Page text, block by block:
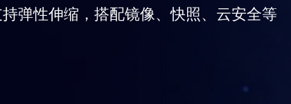
弹性伸缩，搭配镜像、快照、云安全等